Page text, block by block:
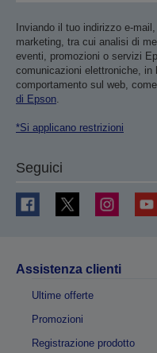
Inviando il tuo indirizzo e-
marketing, tra cui analisi di
eventi, promozioni o servizi
comunicazioni elettroniche, in
comportamento sul web,
di Epson.
*Si applicano restrizioni
Seguici
Assistenza clienti
Ultime offerte
Promozioni
Registrazione prodotto